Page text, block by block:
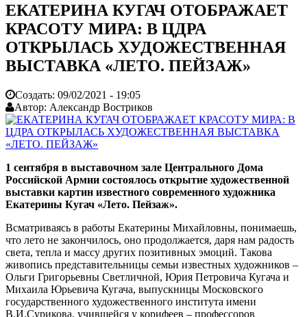
ЕКАТЕРИНА КУГАЧ ОТОБРАЖАЕТ
КРАСОТУ МИРА: В ЦДРА
ОТКРЫЛАСЬ ХУДОЖЕСТВЕННАЯ
ВЫСТАВКА «ЛЕТО. ПЕЙЗАЖ»
Создать: 09/02/2021 - 19:05
Автор: Александр Востриков
1 сентября в выставочном зале Центрального Дома
Российской Армии состоялось открытие художественной
выставки картин известного современного художника
Екатерины Кугач «Лето. Пейзаж».
Всматриваясь в работы Екатерины Михайловны, понимаешь,
что лето не закончилось, оно продолжается, даря нам радость
света, тепла и массу других позитивных эмоций. Такова
живопись представительницы семьи известных художников –
Ольги Григорьевны Светличной, Юрия Петровича Кугача и
Михаила Юрьевича Кугача, выпускницы Московского
государственного художественного института имени
В.И.Сурикова, учившейся у корифеев – профессоров